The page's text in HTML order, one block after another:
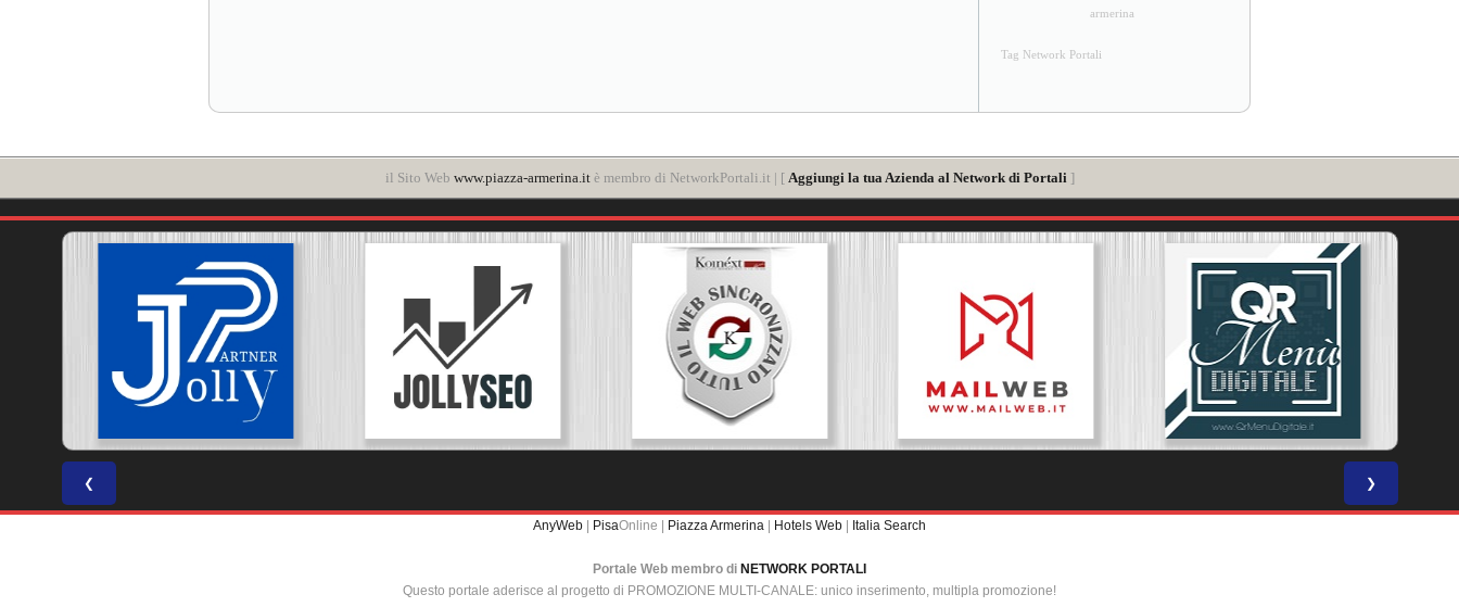
armerina
Tag Network Portali
il Sito Web www.piazza-armerina.itè membro di NetworkPortali.it | [ Aggiungi la tua Azienda al Network di Portali ]
❮ ❯
AnyWeb | PisaOnline | Piazza Armerina | Hotels Web | Italia Search
Portale Web membro di NETWORK PORTALI
Questo portale aderisce al progetto di PROMOZIONE MULTI-CANALE: unico inserimento, multipla promozione!